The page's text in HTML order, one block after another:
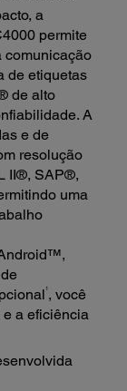
a
permite
comunicação
de etiquetas
de alto
A
e de
resolução
II®, SAP®,
uma
1 , você
a eficiência